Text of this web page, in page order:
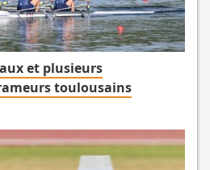
et plusieurs
toulousains